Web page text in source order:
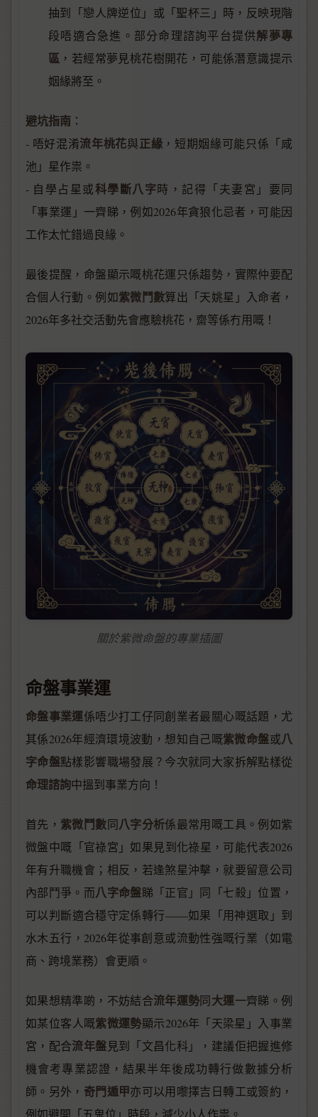
抽到「戀人牌逆位」或「聖杯三」時，反映現階
段唔適合急進。部分命理諮詢平台提供解夢專
區 ，若經常夢見桃花樹開花，可能係潛意識提示
姻緣將至。
避坑指南 ：
- 唔好混淆流年桃花與正緣 ，短期姻緣可能只係「咸
池」星作祟。
- 自學占星或科學斷八字時，記得「夫妻宮」要同
「事業運」一齊睇，例如2026年貪狼化忌者，可能因
工作太忙錯過良緣。
最後提醒，命盤顯示嘅桃花運只係趨勢，實際仲要配
合個人行動。例如紫微鬥數算出「天姚星」入命者，
2026年多社交活動先會應驗桃花，齋等係冇用嘅！
關於紫微命盤的專業插圖
命盤事業運
命盤事業運係唔少打工仔同創業者最關心嘅話題，尤
其係2026年經濟環境波動，想知自己嘅紫微命盤或八
字命盤點樣影響職場發展？今次就同大家拆解點樣從
命理諮詢中搵到事業方向！
首先， 紫微鬥數同八字分析係最常用嘅工具。例如紫
微盤中嘅「官祿宮」如果見到化祿星，可能代表2026
年有升職機會；相反，若逢煞星沖擊，就要留意公司
內部鬥爭。而八字命盤睇「正官」同「七殺」位置，
可以判斷適合穩守定係轉行——如果「用神選取」到
水木五行，2026年從事創意或流動性強嘅行業（如電
商、跨境業務）會更順。
如果想精準啲，不妨結合流年運勢同大運一齊睇。例
如某位客人嘅紫微運勢顯示2026年「天梁星」入事業
宮，配合流年盤見到「文昌化科」，建議佢把握進修
機會考專業認證，結果半年後成功轉行做數據分析
師。另外， 奇門遁甲亦可以用嚟擇吉日轉工或簽約，
例如避開「五鬼位」時段，減少小人作祟。